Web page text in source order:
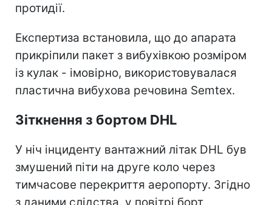
протидії.
Експертиза встановила, що до апарата
прикріпили пакет з вибухівкою розміром
із кулак - імовірно, використовувалася
пластична вибухова речовина Semtex.
Зіткнення з бортом DHL
У ніч інциденту вантажний літак DHL був
змушений піти на друге коло через
тимчасове перекриття аеропорту. Згідно
з даними слідства, у повітрі борт